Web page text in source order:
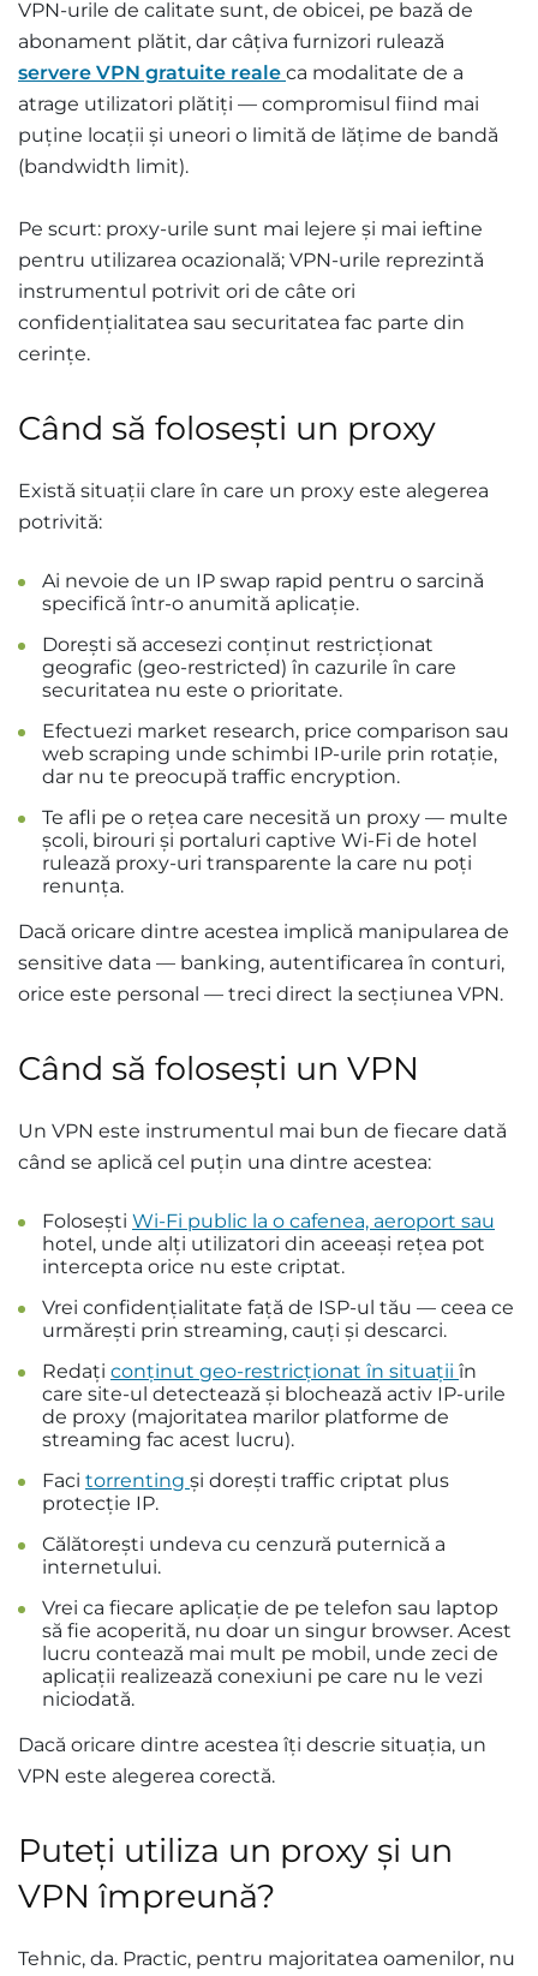
VPN-urile de calitate sunt, de obicei, pe bază de
abonament plătit, dar câțiva furnizori rulează
servere VPN gratuite reale ca modalitate de a
atrage utilizatori plătiți — compromisul fiind mai
puține locații și uneori o limită de lățime de bandă
(bandwidth limit).
Pe scurt: proxy-urile sunt mai lejere și mai ieftine
pentru utilizarea ocazională; VPN-urile reprezintă
instrumentul potrivit ori de câte ori
confidențialitatea sau securitatea fac parte din
cerințe.
Când să folosești un proxy
Există situații clare în care un proxy este alegerea
potrivită:
Ai nevoie de un IP swap rapid pentru o sarcină
specifică într-o anumită aplicație.
Dorești să accesezi conținut restricționat
geografic (geo-restricted) în cazurile în care
securitatea nu este o prioritate.
Efectuezi market research, price comparison sau
web scraping unde schimbi IP-urile prin rotație,
dar nu te preocupă traffic encryption.
Te afli pe o rețea care necesită un proxy — multe
școli, birouri și portaluri captive Wi-Fi de hotel
rulează proxy-uri transparente la care nu poți
renunța.
Dacă oricare dintre acestea implică manipularea de
sensitive data — banking, autentificarea în conturi,
orice este personal — treci direct la secțiunea VPN.
Când să folosești un VPN
Un VPN este instrumentul mai bun de fiecare dată
când se aplică cel puțin una dintre acestea:
Folosești Wi-Fi public la o cafenea, aeroport sau
hotel, unde alți utilizatori din aceeași rețea pot
intercepta orice nu este criptat.
Vrei confidențialitate față de ISP-ul tău — ceea ce
urmărești prin streaming, cauți și descarci.
Redați conținut geo-restricționat în situații în
care site-ul detectează și blochează activ IP-urile
de proxy (majoritatea marilor platforme de
streaming fac acest lucru).
Faci torrenting și dorești traffic criptat plus
protecție IP.
Călătorești undeva cu cenzură puternică a
internetului.
Vrei ca fiecare aplicație de pe telefon sau laptop
să fie acoperită, nu doar un singur browser. Acest
lucru contează mai mult pe mobil, unde zeci de
aplicații realizează conexiuni pe care nu le vezi
niciodată.
Dacă oricare dintre acestea îți descrie situația, un
VPN este alegerea corectă.
Puteți utiliza un proxy și un
VPN împreună?
Tehnic, da. Practic, pentru majoritatea oamenilor, nu